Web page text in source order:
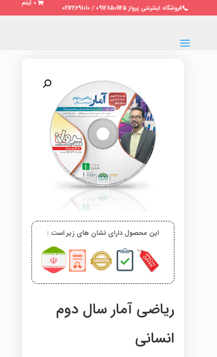
فروشگاه اینترنتی پرواز 09128501125 / 02122691010
0 آیتم
این محصول دارای نشان های زیر است :
ریاضی آمار سال دوم
انسانی